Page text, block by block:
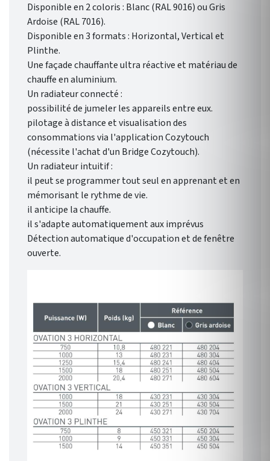
Disponible en 2 coloris : Blanc (RAL 9016) ou Gris
Ardoise (RAL 7016).
Disponible en 3 formats : Horizontal, Vertical et
Plinthe.
Une façade chauffante ultra réactive et matériau de
chauffe en aluminium.
Un radiateur connecté :
possibilité de jumeler les appareils entre eux.
pilotage à distance et visualisation des
consommations via l'application Cozytouch
(nécessite l'achat d'un Bridge Cozytouch).
Un radiateur intuitif :
il peut se programmer tout seul en apprenant et en
mémorisant le rythme de vie.
il anticipe la chauffe.
il s'adapte automatiquement aux imprévus
Détection automatique d'occupation et de fenêtre
ouverte.